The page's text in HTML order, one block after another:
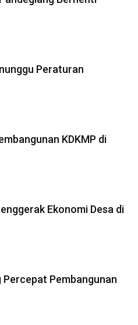
Peraturan
KDKMP di
Ekonomi Desa di
Percepat Pembangunan